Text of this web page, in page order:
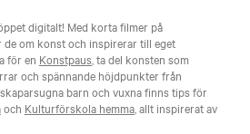
digitalt! Med korta filmer på
om konst och inspirerar till eget
för en Konstpaus, ta del konsten som
och spännande höjdpunkter från
barn och vuxna finns tips för
och Kulturförskola hemma, allt inspirerat av